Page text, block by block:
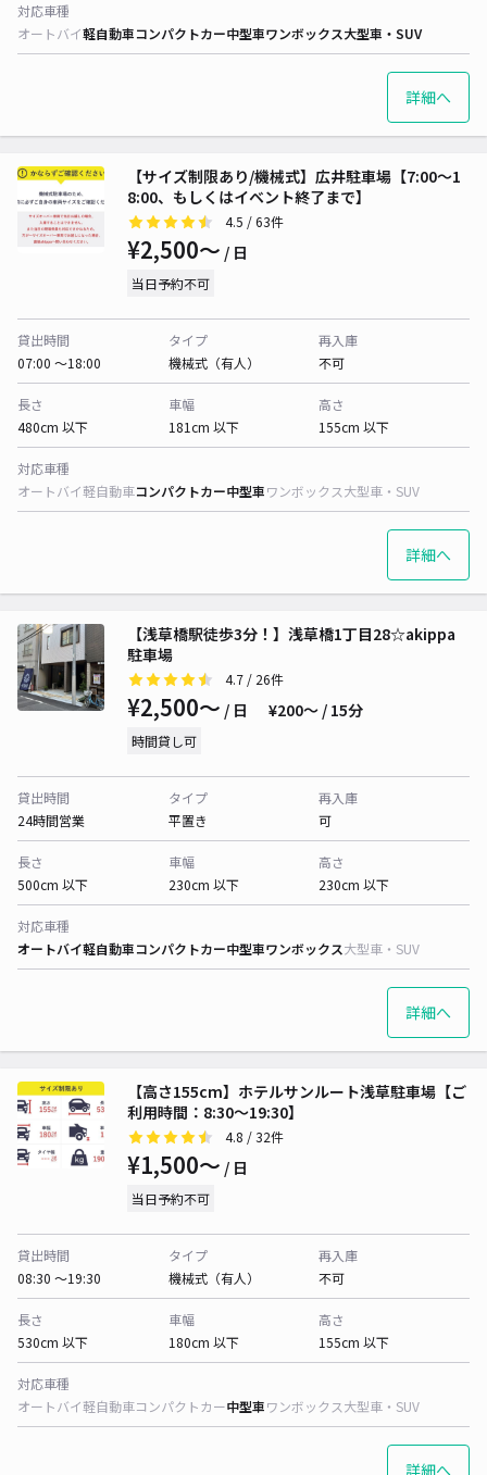
対応車種
オートバイ軽自動車コンパクトカー中型車ワンボックス大型車・SUV
詳細へ
【サイズ制限あり/機械式】広井駐車場【7:00～1
8:00、もしくはイベント終了まで】
4.5 / 63件
¥2,500〜 / 日
当日予約不可
貸出時間
07:00 〜18:00
タイプ
機械式（有人）
再入庫
不可
長さ
480cm 以下
車幅
181cm 以下
高さ
155cm 以下
対応車種
オートバイ軽自動車コンパクトカー中型車ワンボックス大型車・SUV
詳細へ
【浅草橋駅徒歩3分！】浅草橋1丁目28☆akippa
駐車場
4.7 / 26件
¥2,500〜 / 日 ¥200〜 / 15分
時間貸し可
貸出時間
24時間営業
タイプ
平置き
再入庫
可
長さ
500cm 以下
車幅
230cm 以下
高さ
230cm 以下
対応車種
オートバイ軽自動車コンパクトカー中型車ワンボックス大型車・SUV
詳細へ
【高さ155cm】ホテルサンルート浅草駐車場【ご
利用時間：8:30～19:30】
4.8 / 32件
¥1,500〜 / 日
当日予約不可
貸出時間
08:30 〜19:30
タイプ
機械式（有人）
再入庫
不可
長さ
530cm 以下
車幅
180cm 以下
高さ
155cm 以下
対応車種
オートバイ軽自動車コンパクトカー中型車ワンボックス大型車・SUV
詳細へ